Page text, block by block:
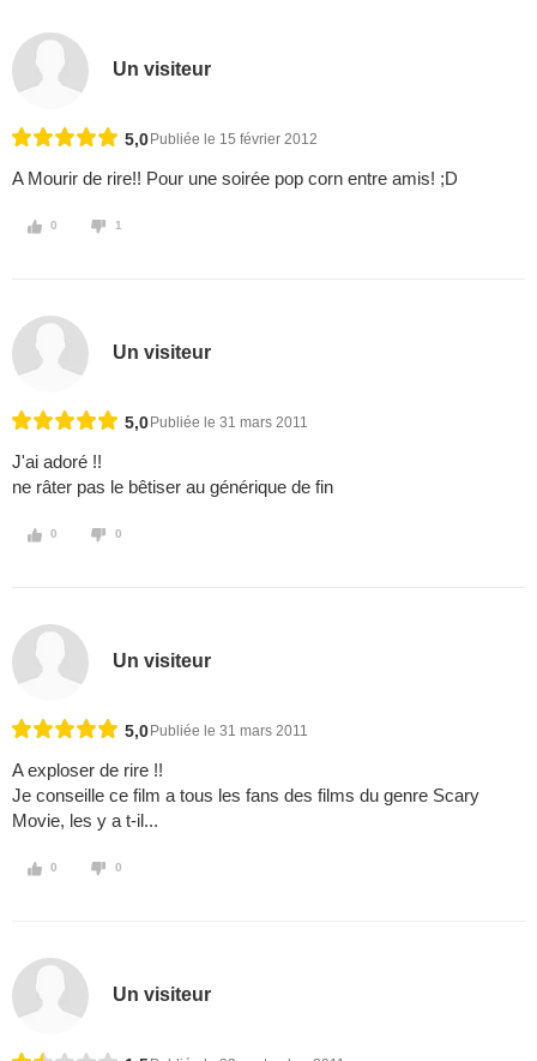
Un visiteur
5,0 Publiée le 15 février 2012
A Mourir de rire!! Pour une soirée pop corn entre amis! ;D
0 1
Un visiteur
5,0 Publiée le 31 mars 2011
J'ai adoré !!
ne râter pas le bêtiser au générique de fin
0 0
Un visiteur
5,0 Publiée le 31 mars 2011
A exploser de rire !!
Je conseille ce film a tous les fans des films du genre Scary
Movie, les y a t-il...
0 0
Un visiteur